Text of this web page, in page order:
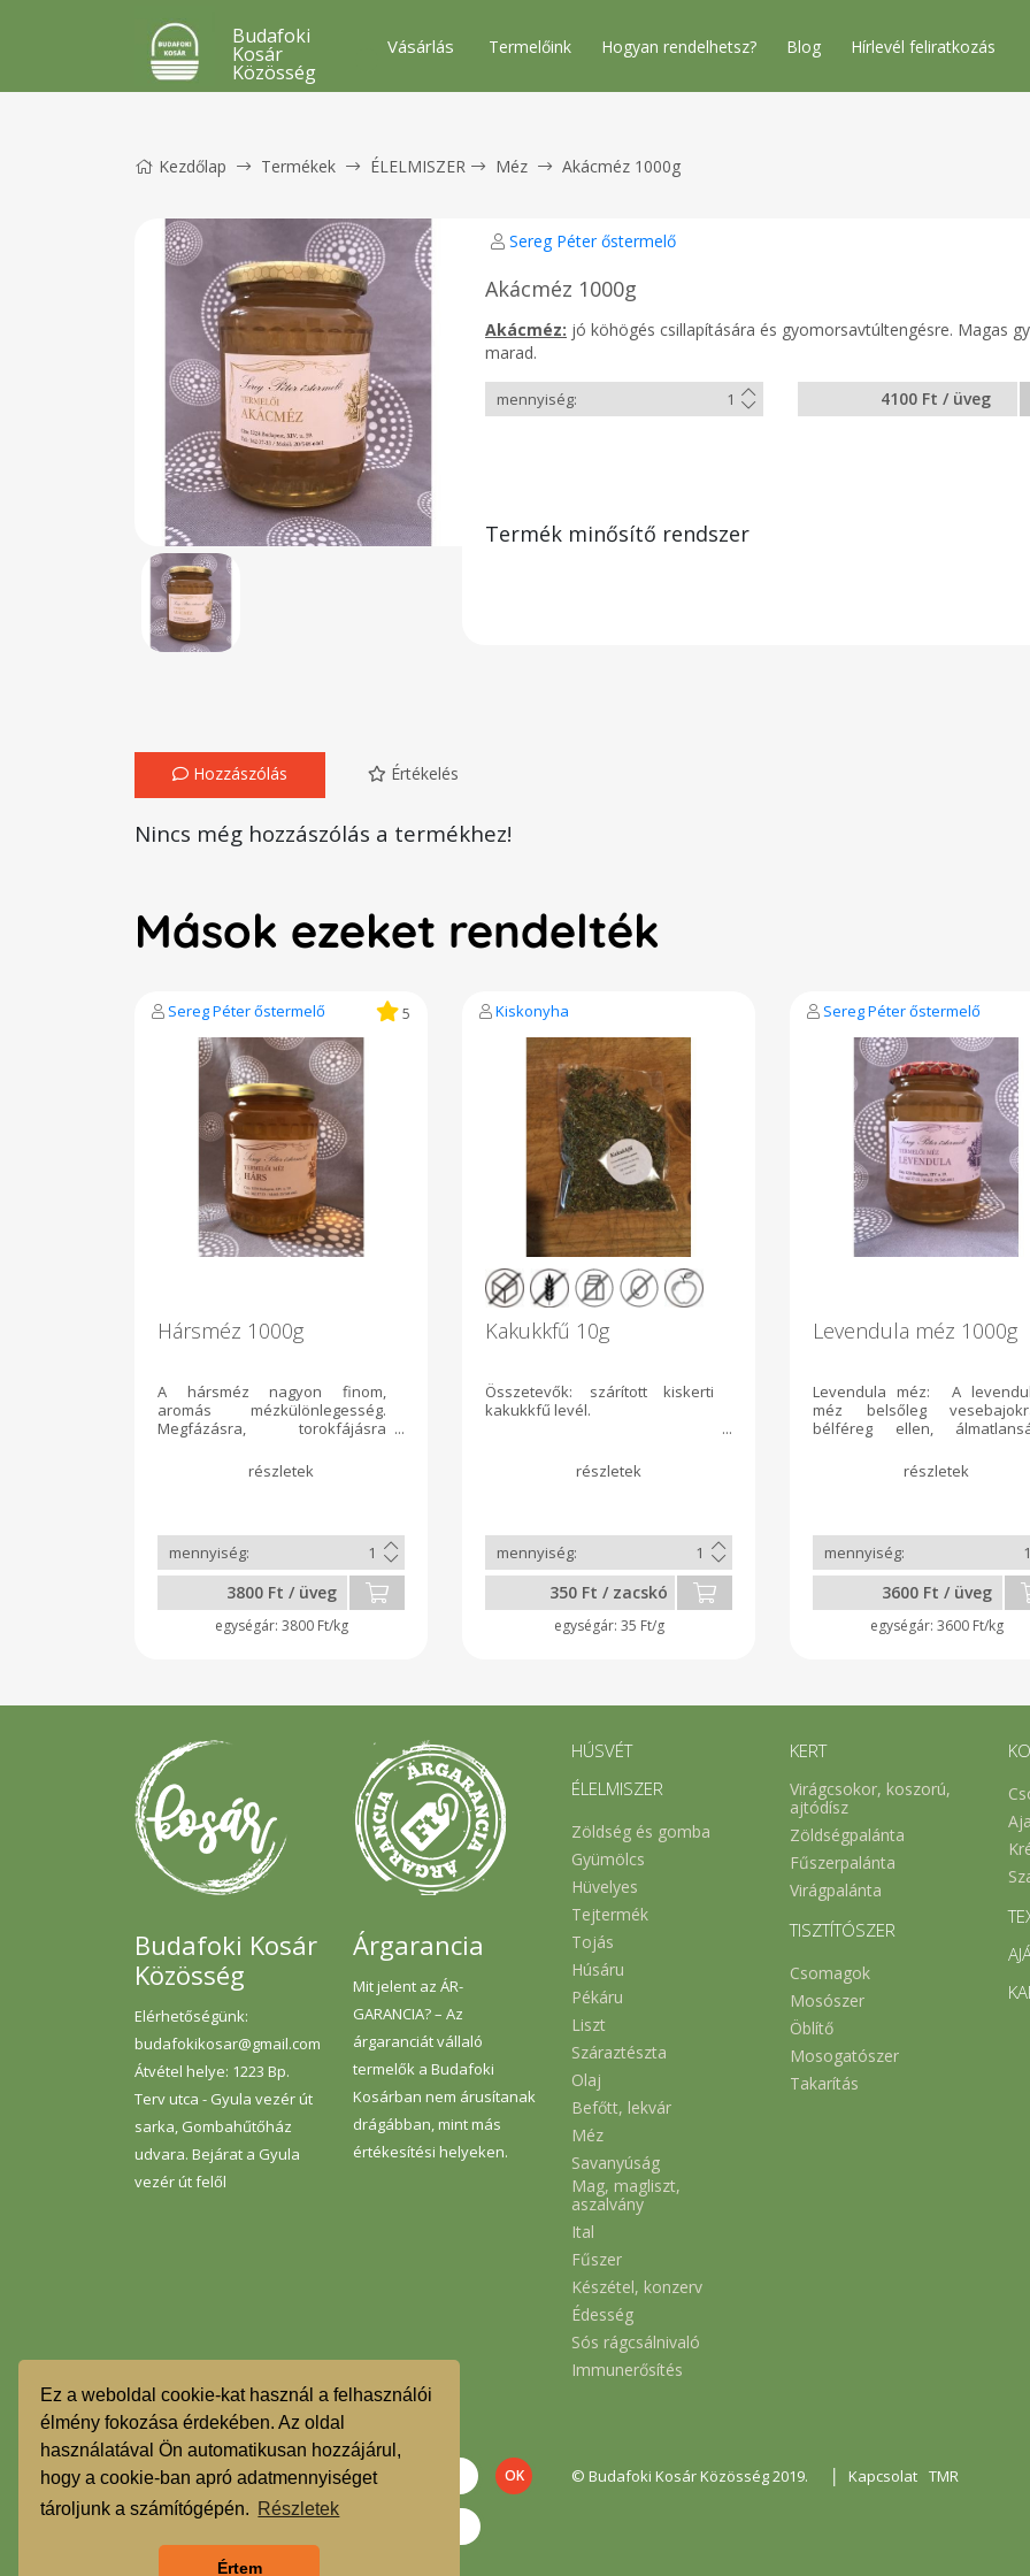
Ez a weboldal cookie-kat használ a felhasználói
élmény fokozása érdekében. Az oldal
használatával Ön automatikusan hozzájárul,
hogy a cookie-ban apró adatmennyiséget
tároljunk a számítógépén. Részletek
Értem
Budafoki
Kosár
Közösség
Vásárlás Termelőink Hogyan rendelhetsz? Blog Hírlevél feliratkozás
Kezdőlap Termékek ÉLELMISZER Méz Akácméz 1000g
Sereg Péter őstermelő
Akácméz 1000g
Akácméz: jó köhögés csillapítására és gyomorsavtúltengésre. Magas
marad.
4100 Ft / üveg
Termék minősítő rendszer
Hozzászólás Értékelés
Nincs még hozzászólás a termékhez!
Mások ezeket rendelték
Sereg Péter őstermelő 5
Hársméz 1000g
A hársméz nagyon finom,
aromás mézkülönlegesség.
Megfázásra, torokfájásra
megbetegedéseknél is ezt a
fajtát ajánljuk. Idegnyugtató
erekben a zsírlerakódást.
Fogyasztása 4-5 teáskanálnyi
naponta. Hársfa teával együtt
fogyasztva hatása sokkal
erősebb.
3800 Ft / üveg
3800 Ft/kg
Kiskonyha
Kakukkfű 10g
Összetevők: szárított kiskerti
kakukkfű levél.
350 Ft / zacskó
35 Ft/g
Sereg Péter őstermelő
Levendula méz 1000g
Levendula méz: A
méz belsőleg
bélféreg ellen,
alkalmazható. Külsőleg
sebekre kenve gyorsítja
3600 Ft / üveg
3600 Ft/kg
Budafoki Kosár
Közösség
Elérhetőségünk:
budafokikosar@gmail.com
Átvétel helye: 1223 Bp.
Terv utca - Gyula vezér út
sarka, Gombahűtőház
udvara. Bejárat a Gyula
vezér út felől
Árgarancia
Mit jelent az ÁR-
GARANCIA? – Az
árgaranciát vállaló
termelők a Budafoki
Kosárban nem árusítanak
drágábban, mint más
értékesítési helyeken.
HÚSVÉT
ÉLELMISZER
Zöldség és gomba
Gyümölcs
Hüvelyes
Tejtermék
Tojás
Húsáru
Pékáru
Liszt
Száraztészta
Olaj
Befőtt, lekvár
Méz
Savanyúság
Mag, magliszt,
aszalvány
Ital
Fűszer
Készétel, konzerv
Édesség
Sós rágcsálnivaló
Immunerősítés
KERT
Virágcsokor, koszorú,
ajtódísz
Zöldségpalánta
Fűszerpalánta
Virágpalánta
TISZTÍTÓSZER
Csomagok
Mosószer
Öblítő
Mosogatószer
Takarítás
Szeretnék feliratkozni a hírlevélre.
© Budafoki Kosár Közösség 2019. | Kapcsolat TMR